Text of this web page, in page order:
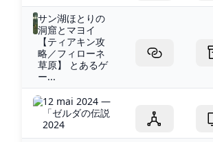
サン湖ほとりの
洞窟とマヨイ
【ティアキン攻
略／フィローネ
草原】 とあるゲ
ー...
12 mai 2024 —
「ゼルダの伝説
2024